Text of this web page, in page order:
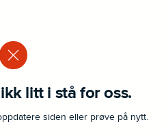
litt i stå for oss.
siden eller prøve på nytt.